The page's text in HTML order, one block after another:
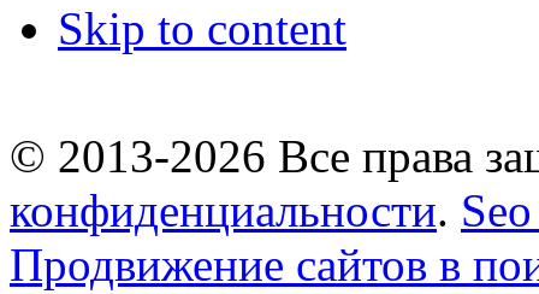
Skip to content
© 2013-2026 Все права
конфиденциальности.
Продвижение сайтов в